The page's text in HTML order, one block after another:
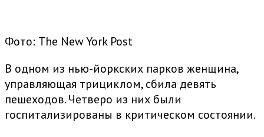
Фото: The New York Post
В одном из нью-йоркских парков женщина,
управляющая трициклом, сбила девять
пешеходов. Четверо из них были
госпитализированы в критическом состоянии.